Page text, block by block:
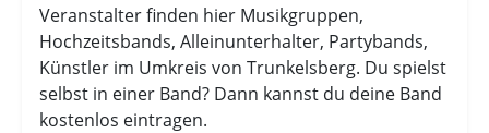
Veranstalter finden hier Musikgruppen,
Hochzeitsbands, Alleinunterhalter, Partybands,
Künstler im Umkreis von Trunkelsberg. Du spielst
selbst in einer Band? Dann kannst du deine Band
kostenlos eintragen.